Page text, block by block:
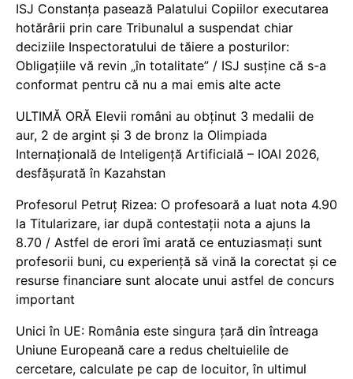
ISJ Constanța pasează Palatului Copiilor executarea
hotărârii prin care Tribunalul a suspendat chiar
deciziile Inspectoratului de tăiere a posturilor:
Obligațiile vă revin „în totalitate” / ISJ susține că s-a
conformat pentru că nu a mai emis alte acte
ULTIMĂ ORĂ Elevii români au obținut 3 medalii de
aur, 2 de argint și 3 de bronz la Olimpiada
Internațională de Inteligență Artificială – IOAI 2026,
desfășurată în Kazahstan
Profesorul Petruț Rizea: O profesoară a luat nota 4.90
la Titularizare, iar după contestații nota a ajuns la
8.70 / Astfel de erori îmi arată ce entuziasmați sunt
profesorii buni, cu experiență să vină la corectat și ce
resurse financiare sunt alocate unui astfel de concurs
important
Unici în UE: România este singura țară din întreaga
Uniune Europeană care a redus cheltuielile de
cercetare, calculate pe cap de locuitor, în ultimul